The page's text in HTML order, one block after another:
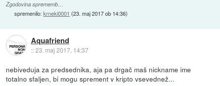
Zgodovina sprememb…
spremenilo:krneki0001 (23. maj 2017 ob 14:36)
Aquafriend
::23. maj 2017, 14:37
nebiveduja za predsednika, aja pa drgač maš nickname ime
totalno sfaljen, bi mogu sprement v kripto vsevednež...